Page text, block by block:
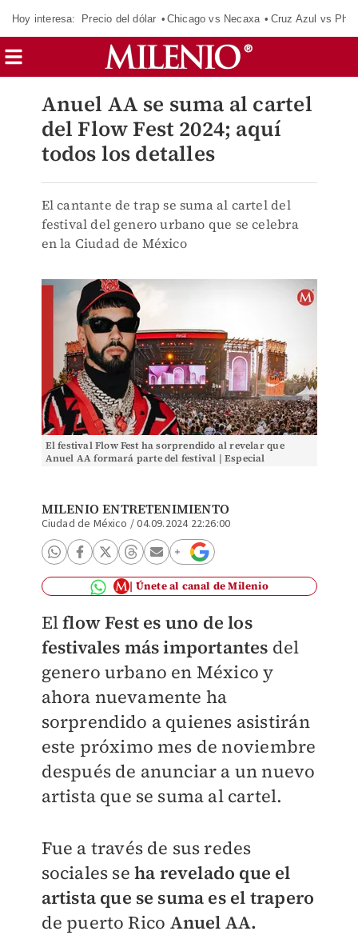
Hoy interesa: Precio del dólar Chicago vs Necaxa Cruz Azul vs
Anuel AA se suma al cartel
del Flow Fest 2024; aquí
todos los detalles
El cantante de trap se suma al cartel del
festival del genero urbano que se celebra
en la Ciudad de México
El festival Flow Fest ha sorprendido al revelar que
Anuel AA formará parte del festival | Especial
MILENIO ENTRETENIMIENTO
Ciudad de México /04.09.2024 22:26:00
Únete al canal de Milenio
Elflow Fest es uno de los
festivales más importantes del
genero urbano en México y
ahora nuevamente ha
sorprendido a quienes asistirán
este próximo mes de noviembre
después de anunciar a un nuevo
artista que se suma al cartel.
Fue a través de sus redes
sociales se ha revelado que el
artista que se suma es el trapero
de puerto Rico Anuel AA.